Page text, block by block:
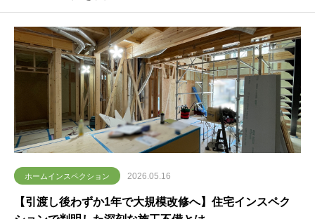
ホームインスペクション 2026.05.16
【引渡し後わずか1年で大規模改修へ】住宅インスペク